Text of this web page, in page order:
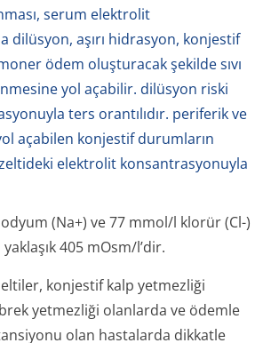
serum elektrolit
dilüsyon, aşırı hidrasyon, konjestif
ödem oluşturacak şekilde sıvı
yol açabilir. dilüsyon riski
ters orantılıdır. periferik ve
açabilen konjestif durumların
elektrolit konsantrasyonuyla
(Na+) ve 77 mmol/l klorür (Cl-)
405 mOsm/l’dir.
konjestif kalp yetmezliği
yetmezliği olanlarda ve ödemle
olan hastalarda dikkatle